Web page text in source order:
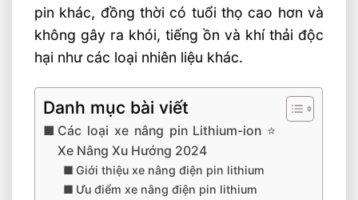
pin khác, đồng thời có tuổi thọ cao hơn và
không gây ra khói, tiếng ồn và khí thải độc
hại như các loại nhiên liệu khác.
Danh mục bài viết
Các loại xe nâng pin Lithium-ion ⭐️
Xe Nâng Xu Hướng 2024
Giới thiệu xe nâng điện pin lithium
Ưu điểm xe nâng điện pin lithium